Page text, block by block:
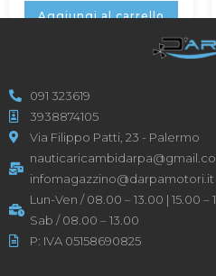
Aggiungi al carrello
091 323619
3938874105
Via Filippo Patti, 23 - Palermo
infomagazzino@darpamotori.it
Lun-Ven / 08.00 – 13.00 | 15.00 –
Sab / 08.00 – 13.00
P: IVA 05158690825